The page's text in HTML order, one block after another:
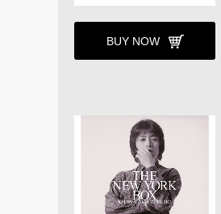
BUY NOW